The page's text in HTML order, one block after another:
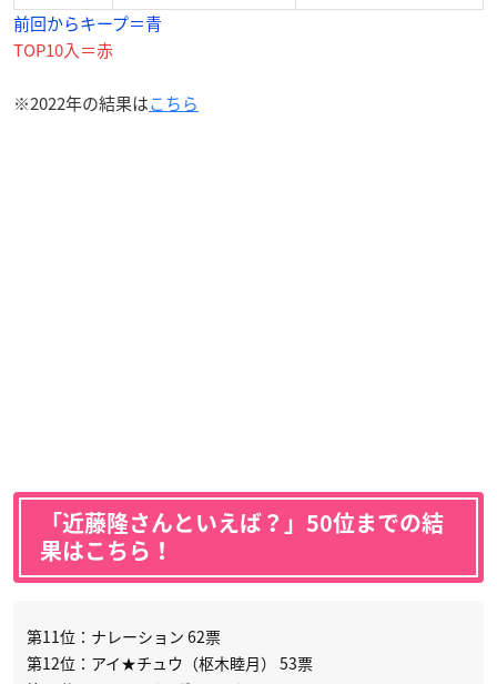
前回からキープ＝青
TOP10入＝赤
※2022年の結果はこちら
「近藤隆さんといえば？」50位までの結
果はこちら！
第11位：ナレーション 62票
第12位：アイ★チュウ（枢木睦月） 53票